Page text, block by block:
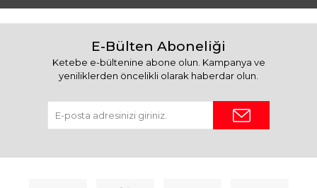
E-Bülten Aboneliği
Ketebe e-bültenine abone olun. Kampanya ve
yeniliklerden öncelikli olarak haberdar olun.